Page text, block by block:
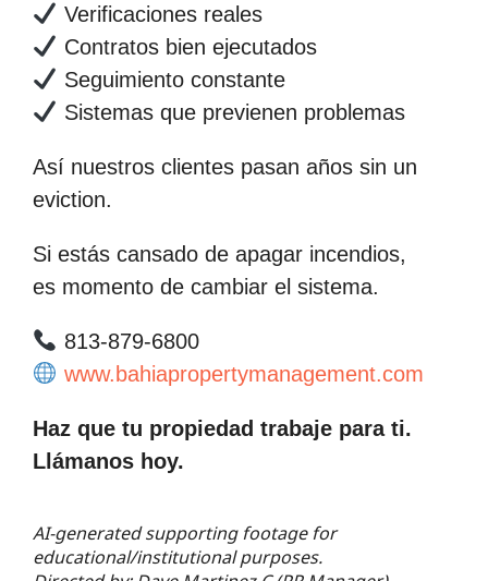
Verificaciones reales
Contratos bien ejecutados
Seguimiento constante
Sistemas que previenen problemas
Así nuestros clientes pasan años sin un
eviction.
Si estás cansado de apagar incendios,
es momento de cambiar el sistema.
813-879-6800
www.bahiapropertymanagement.com
Haz que tu propiedad trabaje para ti.
Llámanos hoy.
AI-generated supporting footage for
educational/institutional purposes.